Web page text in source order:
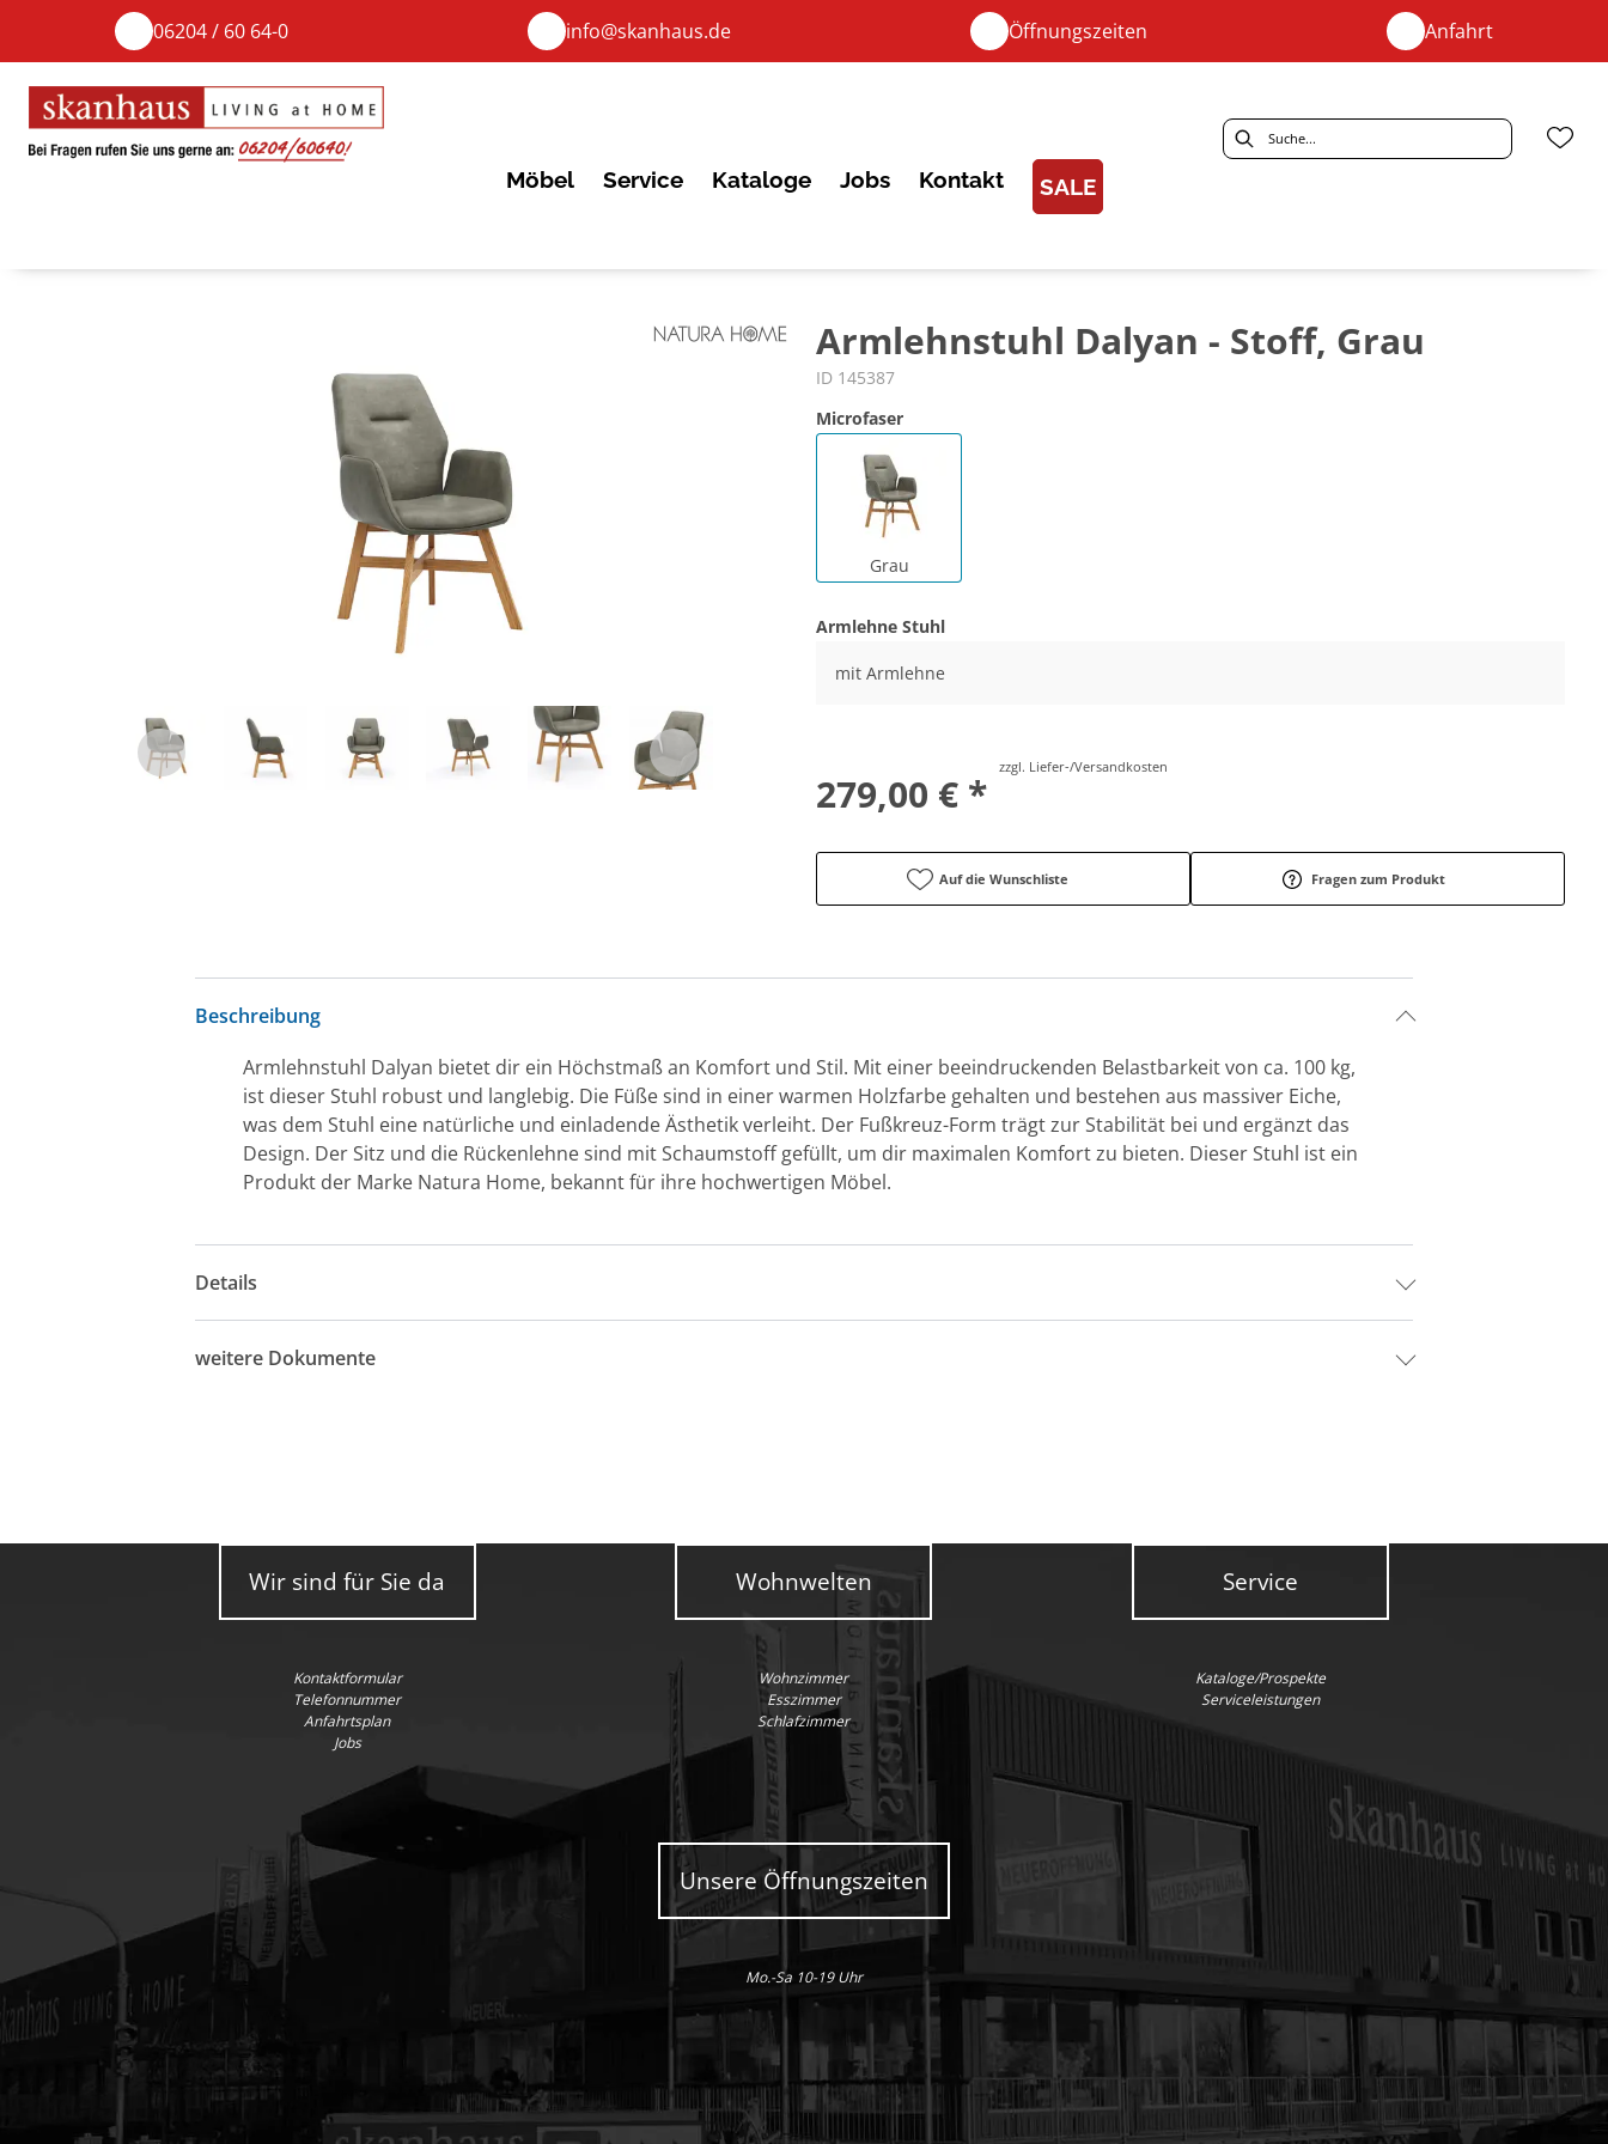
06204 / 60 64-0 info@skanhaus.de Öffnungszeiten Anfahrt
Möbel Service Kataloge Jobs Kontakt SALE
Armlehnstuhl Dalyan - Stoff, Grau
ID 145387
Microfaser
Grau
Armlehne Stuhl
mit Armlehne
279,00 € *
zzgl. Liefer-/Versandkosten
Auf die Wunschliste Fragen zum Produkt
Beschreibung
Armlehnstuhl Dalyan bietet dir ein Höchstmaß an Komfort und Stil. Mit einer beeindruckenden Belastbarkeit von ca. 100 kg,
ist dieser Stuhl robust und langlebig. Die Füße sind in einer warmen Holzfarbe gehalten und bestehen aus massiver Eiche,
was dem Stuhl eine natürliche und einladende Ästhetik verleiht. Der Fußkreuz-Form trägt zur Stabilität bei und ergänzt das
Design. Der Sitz und die Rückenlehne sind mit Schaumstoff gefüllt, um dir maximalen Komfort zu bieten. Dieser Stuhl ist ein
Produkt der Marke Natura Home, bekannt für ihre hochwertigen Möbel.
Details
weitere Dokumente
Wir sind für Sie da
Kontaktformular
Telefonnummer
Anfahrtsplan
Jobs
Wohnwelten
Wohnzimmer
Esszimmer
Schlafzimmer
Service
Kataloge/Prospekte
Serviceleistungen
Unsere Öffnungszeiten
Mo.-Sa 10-19 Uhr